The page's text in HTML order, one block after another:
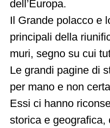
dell’Europa.
Il Grande polacco e
principali della
muri, segno su cui
Le grandi pagine di
per mano e non
Essi ci hanno
storica e geografica,